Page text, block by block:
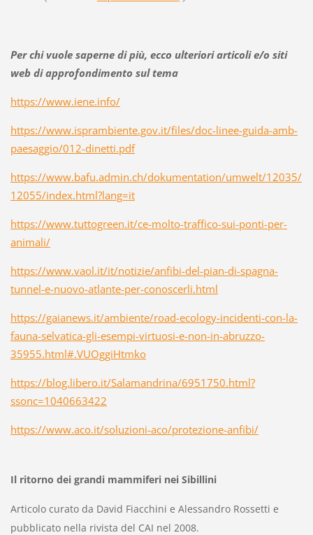
Per chi vuole saperne di più, ecco ulteriori articoli e/o siti
web di approfondimento sul tema
https://www.iene.info/
https://www.isprambiente.gov.it/files/doc-linee-guida-amb-
paesaggio/012-dinetti.pdf
https://www.bafu.admin.ch/dokumentation/umwelt/12035/
12055/index.html?lang=it
https://www.tuttogreen.it/ce-molto-traffico-sui-ponti-per-
animali/
https://www.vaol.it/it/notizie/anfibi-del-pian-di-spagna-
tunnel-e-nuovo-atlante-per-conoscerli.html
https://gaianews.it/ambiente/road-ecology-incidenti-con-la-
fauna-selvatica-gli-esempi-virtuosi-e-non-in-abruzzo-
35955.html#.VUOggiHtmko
https://blog.libero.it/Salamandrina/6951750.html?
ssonc=1040663422
https://www.aco.it/soluzioni-aco/protezione-anfibi/
Il ritorno dei grandi mammiferi nei Sibillini
Articolo curato da David Fiacchini e Alessandro Rossetti e
pubblicato nella rivista del CAI nel 2008.